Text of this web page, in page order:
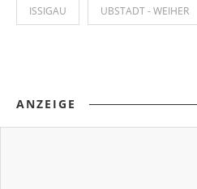
ISSIGAU UBSTADT - WEIHER
ANZEIGE